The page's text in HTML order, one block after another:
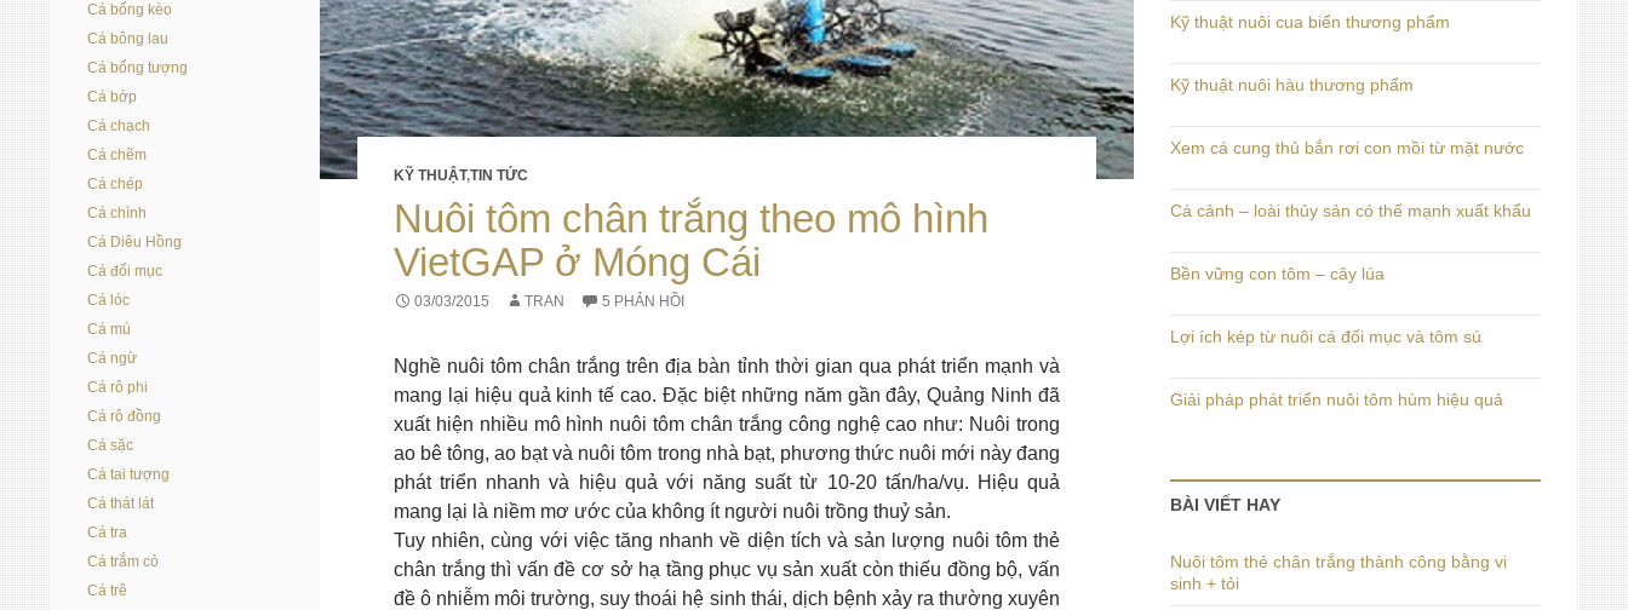
KỸ THUẬT,TIN TỨC
Nuôi tôm chân trắng theo mô hình
VietGAP ở Móng Cái
03/03/2015 TRAN 5 PHẢN HỒI
Nghề nuôi tôm chân trắng trên địa bàn tỉnh thời gian qua phát triển mạnh và
mang lại hiệu quả kinh tế cao. Đặc biệt những năm gần đây, Quảng Ninh đã
xuất hiện nhiều mô hình nuôi tôm chân trắng công nghệ cao như: Nuôi trong
ao bê tông, ao bạt và nuôi tôm trong nhà bạt, phương thức nuôi mới này đang
phát triển nhanh và hiệu quả với năng suất từ 10-20 tấn/ha/vụ. Hiệu quả
mang lại là niềm mơ ước của không ít người nuôi trồng thuỷ sản.
Tuy nhiên, cùng với việc tăng nhanh về diện tích và sản lượng nuôi tôm thẻ
chân trắng thì vấn đề cơ sở hạ tầng phục vụ sản xuất còn thiếu đồng bộ, vấn
đề ô nhiễm môi trường, suy thoái hệ sinh thái, dịch bệnh xảy ra thường xuyên
Kỹ thuật nuôi cua biển thương phẩm
Kỹ thuật nuôi hàu thương phẩm
Xem cá cung thủ bắn rơi con mồi từ mặt nước
Cá cảnh – loài thủy sản có thế mạnh xuất khẩu
Bền vững con tôm – cây lúa
Lợi ích kép từ nuôi cá đối mục và tôm sú
Giải pháp phát triển nuôi tôm hùm hiệu quả
BÀI VIẾT HAY
Nuôi tôm thẻ chân trắng thành công bằng vi
sinh + tỏi
Cá bống kèo
Cá bông lau
Cá bống tượng
Cá bớp
Cá chạch
Cá chẽm
Cá chép
Cá chình
Cá Diêu Hồng
Cá đối mục
Cá lóc
Cá mú
Cá ngừ
Cá rô phi
Cá rô đồng
Cá sặc
Cá tai tượng
Cá thát lát
Cá tra
Cá trắm cỏ
Cá trê